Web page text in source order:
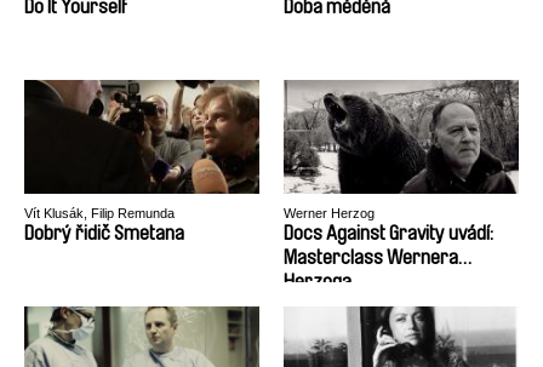
Do It Yourself Doba měděná
Vít Klusák, Filip Remunda
Dobrý řidič Smetana
Werner Herzog
Docs Against Gravity uvádí:
Masterclass Wernera
Herzoga